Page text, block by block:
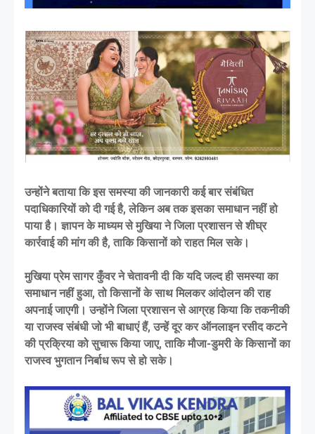
उन्होंने बताया कि इस समस्या की जानकारी कई बार संबंधित
पदाधिकारियों को दी गई है, लेकिन अब तक इसका समाधान नहीं हो
पाया है। ज्ञापन के माध्यम से मुखिया ने जिला प्रशासन से शीघ्र
कार्रवाई की मांग की है, ताकि किसानों को राहत मिल सके।
मुखिया प्रेम सागर कुँवर ने चेतावनी दी कि यदि जल्द ही समस्या का
समाधान नहीं हुआ, तो किसानों के साथ मिलकर आंदोलन की राह
अपनाई जाएगी। उन्होंने जिला प्रशासन से आग्रह किया कि तकनीकी
या राजस्व संबंधी जो भी बाधाएं हैं, उन्हें दूर कर ऑनलाइन रसीद कटने
की प्रक्रिया को सुचारू किया जाए, ताकि मौजा-डुमरी के किसानों का
राजस्व भुगतान निर्बाध रूप से हो सके।